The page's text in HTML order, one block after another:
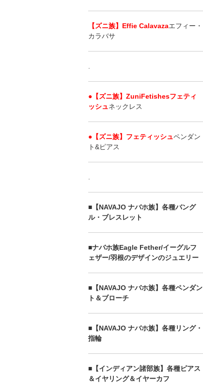
【ズニ族】Effie Calavazaエフィー・
カラバサ
●【ズニ族】ZuniFetishesフェティ
ッシュネックレス
●【ズニ族】フェティッシュペンダン
ト&ピアス
■【NAVAJO ナバホ族】各種バング
ル・ブレスレット
■ナバホ族Eagle Fether/イーグルフ
ェザー/羽根のデザインのジュエリー
■【NAVAJO ナバホ族】各種ペンダン
ト＆ブローチ
■【NAVAJO ナバホ族】各種リング・
指輪
■【インディアン諸部族】各種ピアス
＆イヤリング＆イヤーカフ